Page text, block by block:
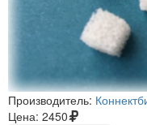
Производитель:
Цена: 2450